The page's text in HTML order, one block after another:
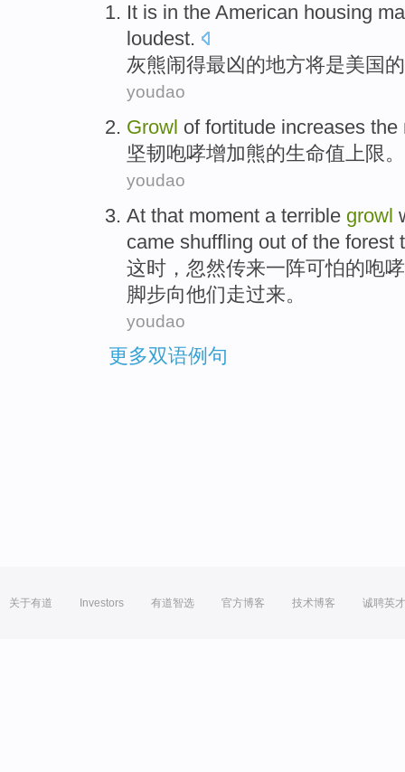
It is in the American housing
loudest.
灰熊闹得最凶的地方将是美国的
youdao
Growl of fortitude increases the
坚韧咆哮增加熊的生命值 上限。
youdao
At that moment a terrible growl
came shuffling out of the forest
这时 ，忽然传来一阵可怕的咆
脚步向他们走过来。
youdao
更多双语例句
关于有道 Investors 有道智选 官方博客 技术博客 诚聘英才